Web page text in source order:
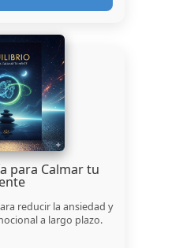
para Calmar tu
reducir la ansiedad y
a largo plazo.